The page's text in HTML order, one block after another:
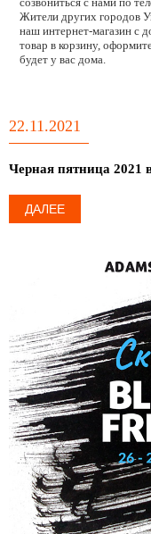
Жители других городов
наш интернет-магазин с
товар в корзину,
будет у вас дома.
22.11.2021
Черная пятница 2021
ДАЛЕЕ